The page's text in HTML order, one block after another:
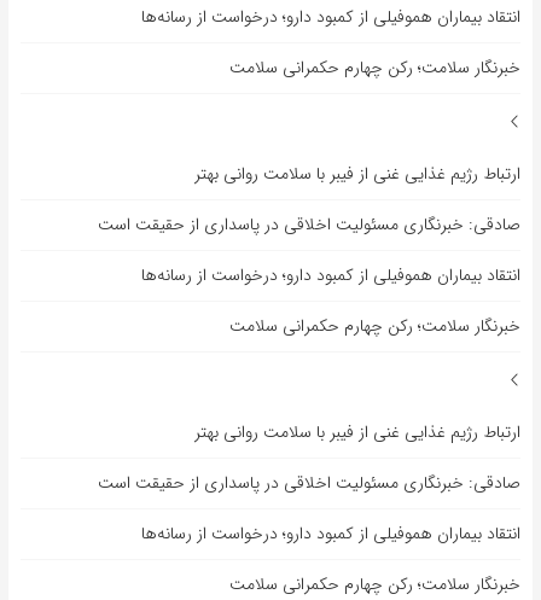
انتقاد بیماران هموفیلی از کمبود دارو؛ درخواست از رسانه‌ها
خبرنگار سلامت؛ رکن چهارم حکمرانی سلامت
ارتباط رژیم غذایی غنی از فیبر با سلامت روانی بهتر
صادقی: خبرنگاری مسئولیت اخلاقی در پاسداری از حقیقت است
انتقاد بیماران هموفیلی از کمبود دارو؛ درخواست از رسانه‌ها
خبرنگار سلامت؛ رکن چهارم حکمرانی سلامت
ارتباط رژیم غذایی غنی از فیبر با سلامت روانی بهتر
صادقی: خبرنگاری مسئولیت اخلاقی در پاسداری از حقیقت است
انتقاد بیماران هموفیلی از کمبود دارو؛ درخواست از رسانه‌ها
خبرنگار سلامت؛ رکن چهارم حکمرانی سلامت